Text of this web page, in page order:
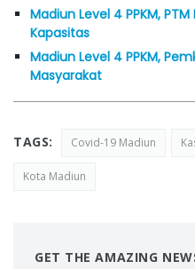
Madiun Level 4 PPKM,
Kapasitas
Madiun Level 4 PPKM,
Masyarakat
TAGS: Covid-19 Madiun
Kota Madiun
GET THE AMAZING